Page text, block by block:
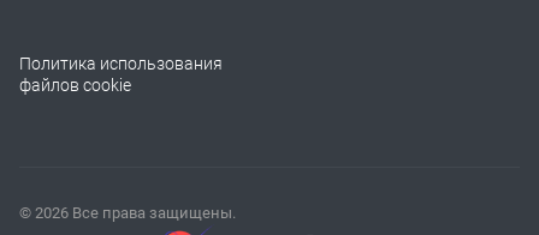
Политика использования
файлов cookie
© 2026 Все права защищены.